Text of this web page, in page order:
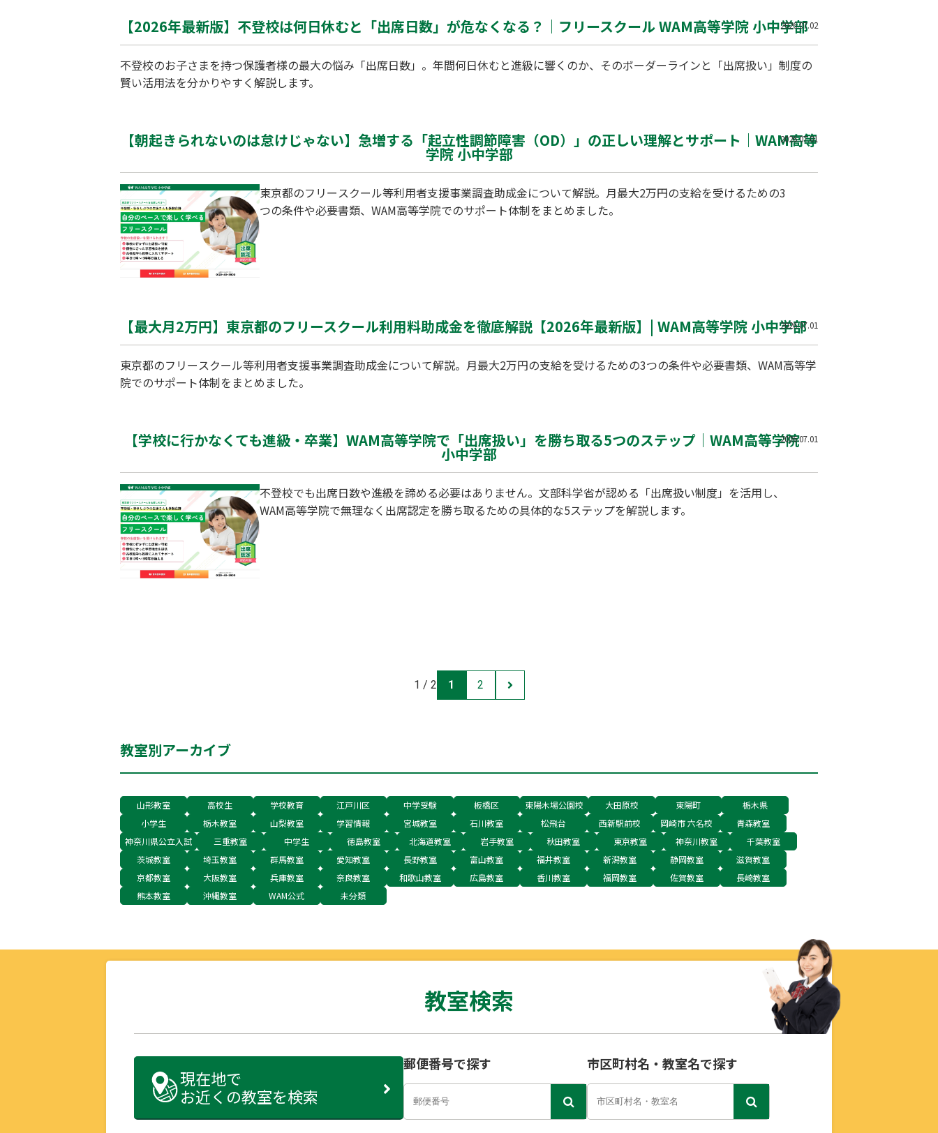
2026.07.02
【2026年最新版】不登校は何日休むと「出席日数」が危なくなる？｜フリースクール WAM高等学院 小中学部
不登校のお子さまを持つ保護者様の最大の悩み「出席日数」。年間何日休むと進級に響くのか、そのボーダーラインと「出席扱い」制度の
賢い活用法を分かりやすく解説します。
2026.07.01
【朝起きられないのは怠けじゃない】急増する「起立性調節障害（OD）」の正しい理解とサポート｜WAM高等
学院 小中学部
東京都のフリースクール等利用者支援事業調査助成金について解説。月最大2万円の支給を受けるための3
つの条件や必要書類、WAM高等学院でのサポート体制をまとめました。
2026.07.01
【最大月2万円】東京都のフリースクール利用料助成金を徹底解説【2026年最新版】| WAM高等学院 小中学部
東京都のフリースクール等利用者支援事業調査助成金について解説。月最大2万円の支給を受けるための3つの条件や必要書類、WAM高等学
院でのサポート体制をまとめました。
2026.07.01
【学校に行かなくても進級・卒業】WAM高等学院で「出席扱い」を勝ち取る5つのステップ｜WAM高等学院
小中学部
不登校でも出席日数や進級を諦める必要はありません。文部科学省が認める「出席扱い制度」を活用し、
WAM高等学院で無理なく出席認定を勝ち取るための具体的な5ステップを解説します。
1 / 2 1 2
教室別アーカイブ
山形教室 高校生 学校教育 江戸川区 中学受験 板橋区 東陽木場公園校 大田原校 東陽町
栃木県
小学生
栃木教室 山梨教室 学習情報 宮城教室 石川教室 松飛台 西新駅前校 岡崎市 六名校
青森教室
神奈川県公立入試
三重教室 中学生 徳島教室 北海道教室 岩手教室 秋田教室 東京教室 神奈川教室
千葉教室
茨城教室
埼玉教室 群馬教室 愛知教室 長野教室 富山教室 福井教室 新潟教室 静岡教室
滋賀教室
京都教室
大阪教室 兵庫教室 奈良教室 和歌山教室 広島教室 香川教室 福岡教室 佐賀教室
長崎教室
熊本教室
沖縄教室 WAM公式 未分類
教室検索
現在地で
お近くの教室を検索
郵便番号で探す 市区町村名・教室名で探す